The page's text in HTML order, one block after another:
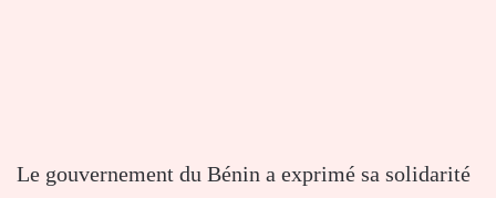
Le gouvernement du Bénin a exprimé sa solidarité